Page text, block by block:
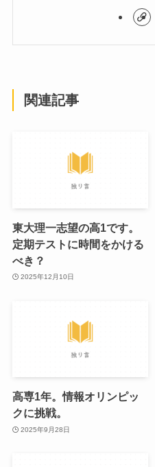
関連記事
東大理一志望の高1です。
定期テストに時間をかける
べき？
2025年12月10日
高専1年。情報オリンピッ
クに挑戦。
2025年9月28日